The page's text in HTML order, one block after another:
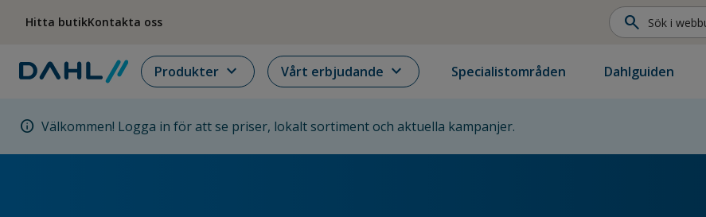
Hitta butikKontakta oss search
Produkter expand_more Vårt erbjudande expand_more Specialistområden Dahlguiden
info Välkommen! Logga in för att se priser, lokalt sortiment och aktuella kampanjer.